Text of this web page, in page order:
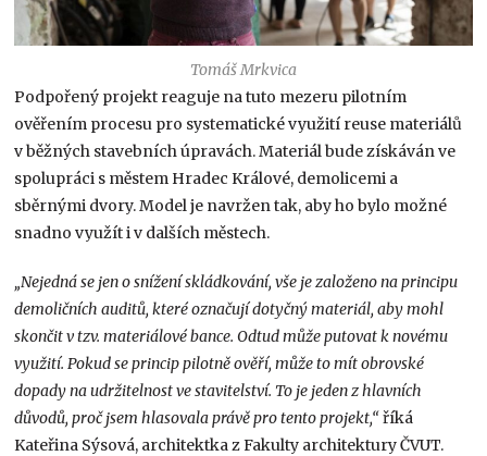
Tomáš Mrkvica
Podpořený projekt reaguje na tuto mezeru pilotním
ověřením procesu pro systematické využití reuse materiálů
v běžných stavebních úpravách. Materiál bude získáván ve
spolupráci s městem Hradec Králové, demolicemi a
sběrnými dvory. Model je navržen tak, aby ho bylo možné
snadno využít i v dalších městech.
„Nejedná se jen o snížení skládkování, vše je založeno na principu
demoličních auditů, které označují dotyčný materiál, aby mohl
skončit v tzv. materiálové bance. Odtud může putovat k novému
využití. Pokud se princip pilotně ověří, může to mít obrovské
dopady na udržitelnost ve stavitelství. To je jeden z hlavních
důvodů, proč jsem hlasovala právě pro tento projekt,“říká
Kateřina Sýsová, architektka z Fakulty architektury ČVUT.